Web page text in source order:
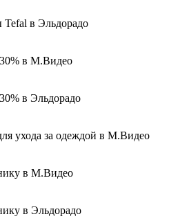
в Эльдорадо
в М.Видео
в Эльдорадо
ухода за одеждой в М.Видео
в М.Видео
в Эльдорадо